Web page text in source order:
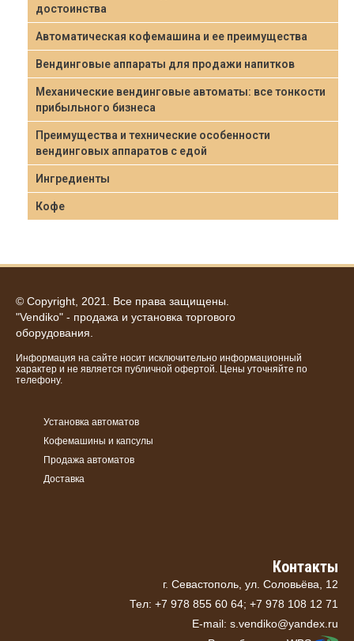
достоинства
Автоматическая кофемашина и ее преимущества
Вендинговые аппараты для продажи напитков
Механические вендинговые автоматы: все тонкости
прибыльного бизнеса
Преимущества и технические особенности
вендинговых аппаратов с едой
Ингредиенты
Кофе
© Copyright, 2021. Все права защищены.
"Vendiko" - продажа и установка торгового
оборудования.
Информация на сайте носит исключительно информационный
характер и не является публичной офертой. Цены уточняйте по
телефону.
Установка автоматов
Кофемашины и капсулы
Продажа автоматов
Доставка
Контакты
г. Севастополь, ул. Соловьёва, 12
Тел: +7 978 855 60 64; +7 978 108 12 71
E-mail: s.vendiko@yandex.ru